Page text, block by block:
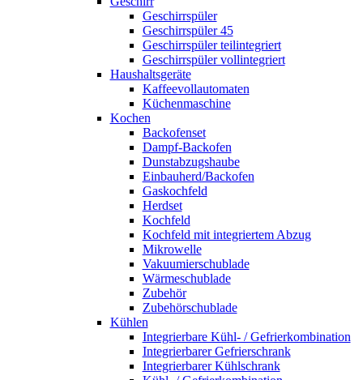
Geschirrspüler
Geschirrspüler 45
Geschirrspüler teilintegriert
Geschirrspüler vollintegriert
Haushaltsgeräte
Kaffeevollautomaten
Küchenmaschine
Kochen
Backofenset
Dampf-Backofen
Dunstabzugshaube
Einbauherd/Backofen
Gaskochfeld
Herdset
Kochfeld
Kochfeld mit integriertem Abzug
Mikrowelle
Vakuumierschublade
Wärmeschublade
Zubehör
Zubehörschublade
Kühlen
Integrierbare Kühl- / Gefrierkombination
Integrierbarer Gefrierschrank
Integrierbarer Kühlschrank